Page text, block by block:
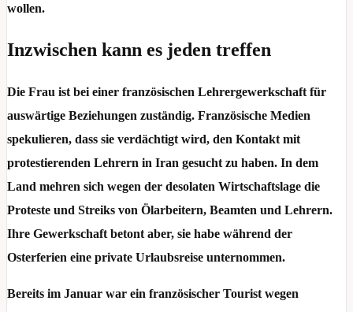
wollen.
Inzwischen kann es jeden treffen
Die Frau ist bei einer französischen Lehrergewerkschaft für
auswärtige Beziehungen zuständig. Französische Medien
spekulieren, dass sie verdächtigt wird, den Kontakt mit
protestierenden Lehrern in Iran gesucht zu haben. In dem
Land mehren sich wegen der desolaten Wirtschaftslage die
Proteste und Streiks von Ölarbeitern, Beamten und Lehrern.
Ihre Gewerkschaft betont aber, sie habe während der
Osterferien eine private Urlaubsreise unternommen.
Bereits im Januar war ein französischer Tourist wegen